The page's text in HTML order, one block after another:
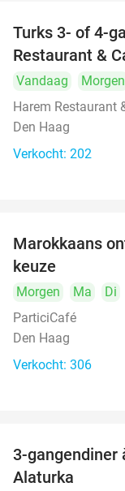
Turks 3- of 4-
Restaurant &
Vandaag Morgen
Harem Restaurant
Den Haag
Verkocht: 202
Marokkaans
keuze
Morgen Ma Di
ParticiCafé
Den Haag
Verkocht: 306
3-gangendiner
Alaturka